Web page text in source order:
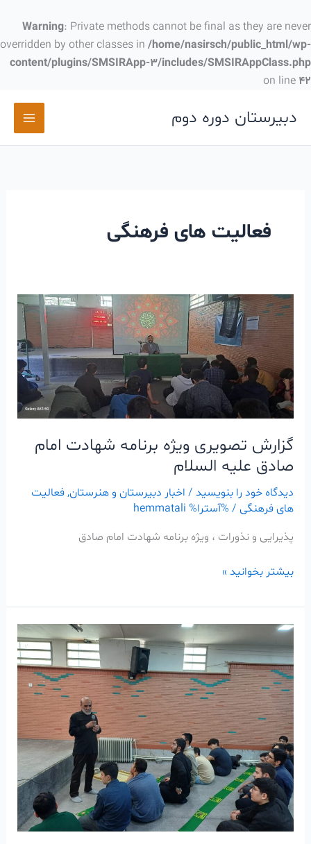
Warning: Private methods cannot be final as they are never
overridden by other classes in /home/nasirsch/public_html/wp-
content/plugins/SMSIRApp-3/includes/SMSIRAppClass.php
on line 42
به
محتوا
دبیرستان دوره دوم
فعالیت های فرهنگی
گزارش تصویری ویژه برنامه شهادت امام
صادق علیه السلام
دیدگاه‌ خود را بنویسید / اخبار دبیرستان و هنرستان,فعالیت
های فرهنگی/ %آسترا% hemmatali
پذیرایی و نذورات ، ویژه برنامه شهادت امام صادق
گزارش
تصویری
برنامه
شهادت
امام
صادق
السلام
بیشتر بخوانید »
برپایی
نماز
جماعت
و
بزرگداشت
ایام‌الله